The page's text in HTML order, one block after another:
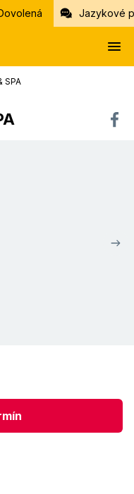
Jazykové
SPA